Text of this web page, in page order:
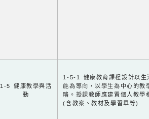
1-5 健康教學與活
動
1-5-1 健康教育課程設計以生
能為導向，以學生為中心的教
略。授課教師應建置個人教學
(含教案、教材及學習單等)